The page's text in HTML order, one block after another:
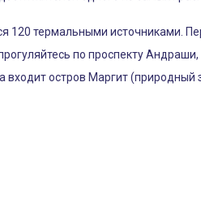
термальными источниками.
по проспекту
входит остров Маргит